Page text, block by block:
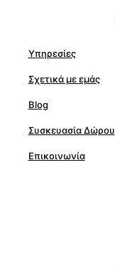
Υπηρεσίες
Σχετικά με εμάς
Blog
Συσκευασία Δώρου
Επικοινωνία